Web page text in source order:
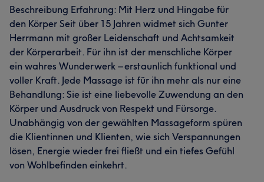
Beschreibung Erfahrung: Mit Herz und Hingabe für
den Körper Seit über 15 Jahren widmet sich Gunter
Herrmann mit großer Leidenschaft und Achtsamkeit
der Körperarbeit. Für ihn ist der menschliche Körper
ein wahres Wunderwerk – erstaunlich funktional und
voller Kraft. Jede Massage ist für ihn mehr als nur eine
Behandlung: Sie ist eine liebevolle Zuwendung an den
Körper und Ausdruck von Respekt und Fürsorge.
Unabhängig von der gewählten Massageform spüren
die Klientinnen und Klienten, wie sich Verspannungen
lösen, Energie wieder frei fließt und ein tiefes Gefühl
von Wohlbefinden einkehrt.